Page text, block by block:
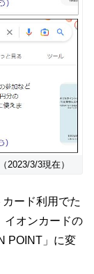
2023/3/3現在）
ード利用でた
イオンカードの
POINT」に変